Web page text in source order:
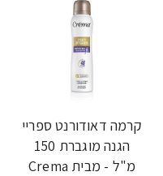
קרמה דאודורנט ספריי
הגנה מוגברת 150
מ"ל - מבית Crema